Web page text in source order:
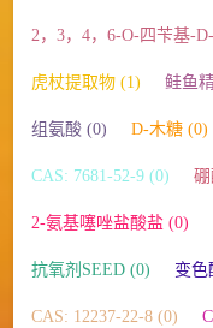
2，3，4，6-O-四苄基-
虎杖提取物 (1) 鲑鱼
组氨酸 (0) D-木糖 (0)
CAS: 7681-52-9 (0)
2-氨基噻唑盐酸盐 (0)
抗氧剂SEED (0) 变色
CAS: 12237-22-8 (0)